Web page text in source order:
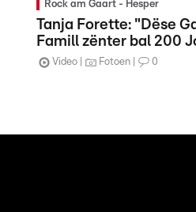
Rock am Gaart - Hesper
Tanja Forette: "Dëse
Famill zënter bal 200
Video Fotoen 0